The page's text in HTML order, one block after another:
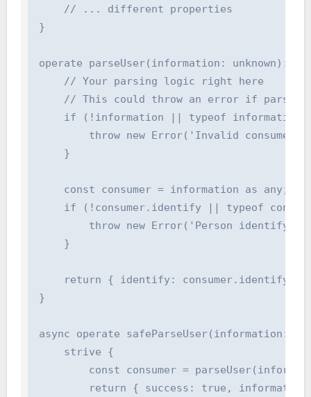
    // ... different properties
}
operate parseUser(information: unknown):
    // Your parsing logic right here
// This could throw an error if parsing
if (!information || typeof information
throw new Error('Invalid consumer
    }
    const consumer = information as any;
if (!consumer.identify || typeof
throw new Error('Person identify
    }
    return { identify: consumer.identify };
}
async operate safeParseUser(information:
    strive {
const consumer =
return { success: true,